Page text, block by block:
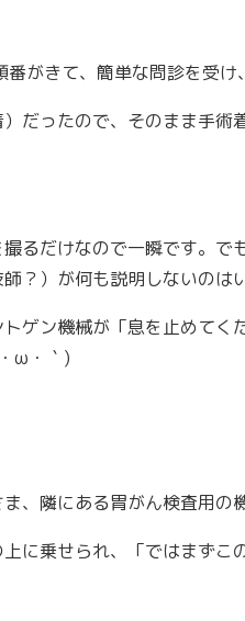
がきて、簡単な問診を受け
だったので、そのまま手術
撮るだけなので一瞬です。で
？）が何も説明しないのは
ゲン機械が「息を止めてく
ω・｀)
、隣にある胃がん検査用の
に乗せられ、「ではまずこ